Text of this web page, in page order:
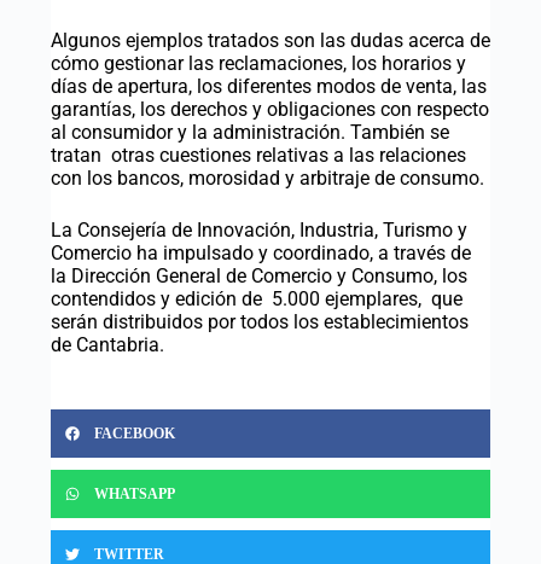
Algunos ejemplos tratados son las dudas acerca de
cómo gestionar las reclamaciones, los horarios y
días de apertura, los diferentes modos de venta, las
garantías, los derechos y obligaciones con respecto
al consumidor y la administración. También se
tratan otras cuestiones relativas a las relaciones
con los bancos, morosidad y arbitraje de consumo.
La Consejería de Innovación, Industria, Turismo y
Comercio ha impulsado y coordinado, a través de
la Dirección General de Comercio y Consumo, los
contendidos y edición de 5.000 ejemplares, que
serán distribuidos por todos los establecimientos
de Cantabria.
FACEBOOK
WHATSAPP
TWITTER